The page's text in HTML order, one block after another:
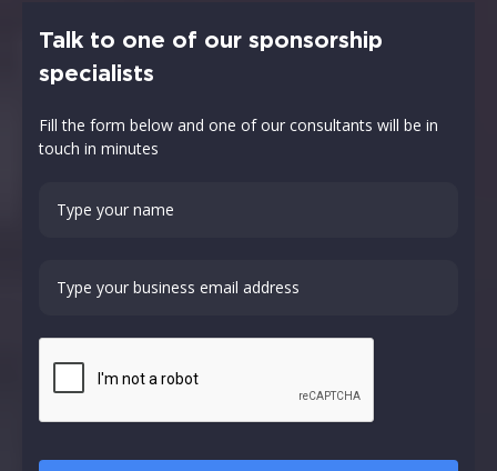
Talk to one of our sponsorship
specialists
Fill the form below and one of our consultants will be in
touch in minutes